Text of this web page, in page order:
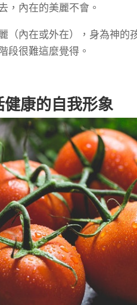
，內在的美麗不會。
（內在或外在），身為神的
段很難這麼覺得。
康的自我形象